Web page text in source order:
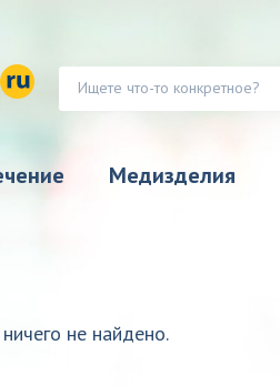
Медизделия
не найдено.